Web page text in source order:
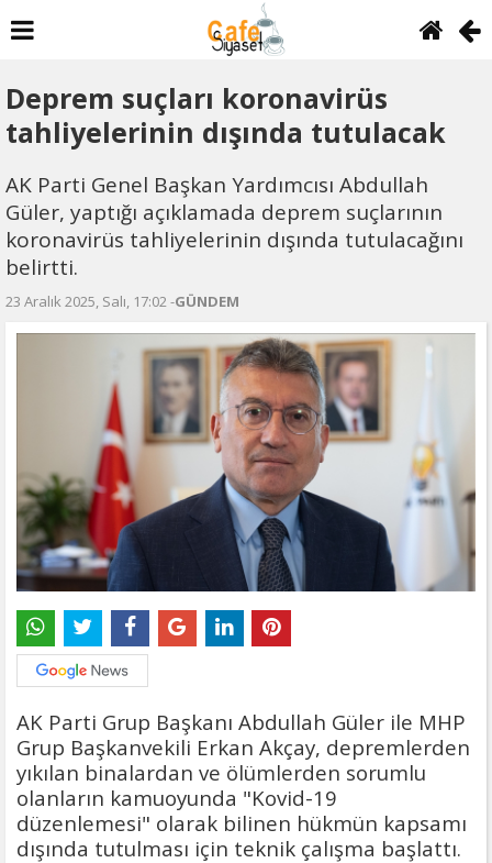
Deprem suçları koronavirüs
tahliyelerinin dışında tutulacak
AK Parti Genel Başkan Yardımcısı Abdullah
Güler, yaptığı açıklamada deprem suçlarının
koronavirüs tahliyelerinin dışında tutulacağını
belirtti.
23 Aralık 2025, Salı, 17:02 -GÜNDEM
AK Parti Grup Başkanı Abdullah Güler ile MHP
Grup Başkanvekili Erkan Akçay, depremlerden
yıkılan binalardan ve ölümlerden sorumlu
olanların kamuoyunda "Kovid-19
düzenlemesi" olarak bilinen hükmün kapsamı
dışında tutulması için teknik çalışma başlattı.